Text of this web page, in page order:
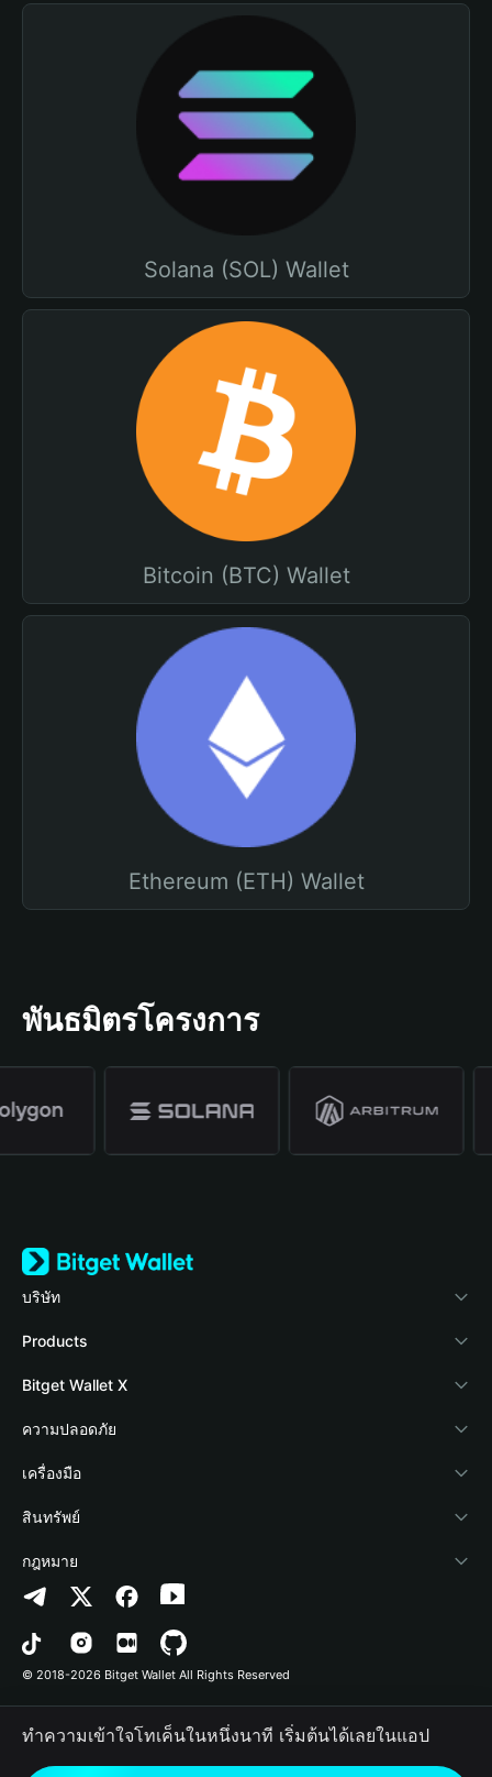
Solana (SOL) Wallet
Bitcoin (BTC) Wallet
Ethereum (ETH) Wallet
พันธมิตรโครงการ
บริษัท
เกี่ยวกับ Bitget Wallet
Blog
Academy
ข่าวสารด้านคริปโต
ศูนย์ช่วยเหลือ
ติดต่อเรา
ทรัพยากรข้อมูลของแบรนด์
อาชีพ
Products
Crypto Card
Stablecoin Earn
Payfi Crypto
Crypto Swap API
Altcoin Season Index
Prediction Markets
DApp
RWA
Bitget Wallet X
นักพัฒนา
เชื่อมต่อ Wallet
Bitget Wallet Pay
ลิสต์โปรเจกต์
ความปลอดภัย
Protection Fund
เทคโนโลยีความปลอดภัย
เครื่องมือ
ซื้อคริปโต
การตรวจจับการอนุญาต
การตรวจจับสัญญา
การโอนเป็นชุด
สินทรัพย์
Arbitrum
Avalanche
Bitcoin
Polygon
กฎหมาย
นโยบายความเป็นส่วนตัว
ข้อตกลงในการใช้บริการ
© 2018-2026 Bitget Wallet All Rights Reserved
ทำความเข้าใจโทเค็นในหนึ่งนาที เริ่มต้นได้เลยในแอป